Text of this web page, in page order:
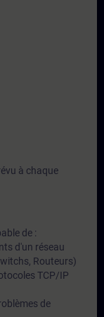
à chaque
de :
d'un réseau
Routeurs)
TCP/IP
de